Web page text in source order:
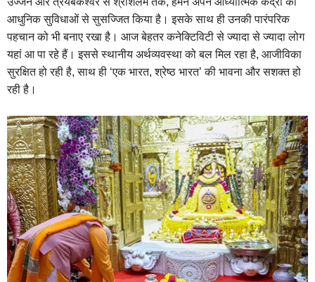
आधुनिक सुविधाओं से सुसज्जित किया है। इसके साथ ही उनकी पारंपरिक
पहचान को भी बनाए रखा है। आज बेहतर कनेक्टिविटी से ज्यादा से ज्यादा लोग
यहां आ पा रहे हैं। इससे स्थानीय अर्थव्यवस्था को बल मिल रहा है, आजीविका
सुरक्षित हो रही है, साथ ही ‘एक भारत, श्रेष्ठ भारत’ की भावना और सशक्त हो
रही है।